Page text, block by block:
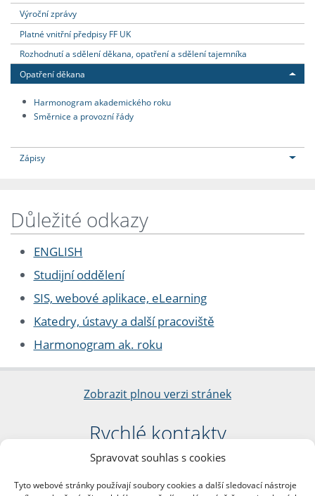
Spravovat souhlas s cookies
Tyto webové stránky používají soubory cookies a další sledovací nástroje
Výroční zprávy
Platné vnitřní předpisy FF UK
Rozhodnutí a sdělení děkana, opatření a sdělení tajemníka
Opatření děkana
Harmonogram akademického roku
Směrnice a provozní řády
Zápisy
Důležité odkazy
ENGLISH
Studijní oddělení
SIS, webové aplikace, eLearning
Katedry, ústavy a další pracoviště
Harmonogram ak. roku
Zobrazit plnou verzi stránek
Rychlé kontakty
Filozofická fakulta
nám. Jana Palacha 1/2